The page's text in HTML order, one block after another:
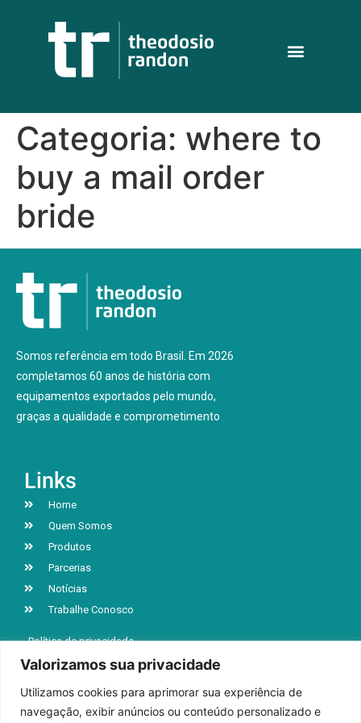
Valorizamos sua privacidade
Utilizamos cookies para aprimorar sua experiência de
navegação, exibir anúncios ou conteúdo personalizado e
Categoria: where to
buy a mail order
bride
Somos referência em todo Brasil. Em 2026
completamos 60 anos de história com
equipamentos exportados pelo mundo,
graças a qualidade e comprometimento
Links
Home
Quem Somos
Produtos
Parcerias
Notícias
Trabalhe Conosco
Política de privacidade
R. Jacob Luchesi, n° 5039, Bairro Santa Lúcia
Caxias do Sul | RS | CEP 95032-000